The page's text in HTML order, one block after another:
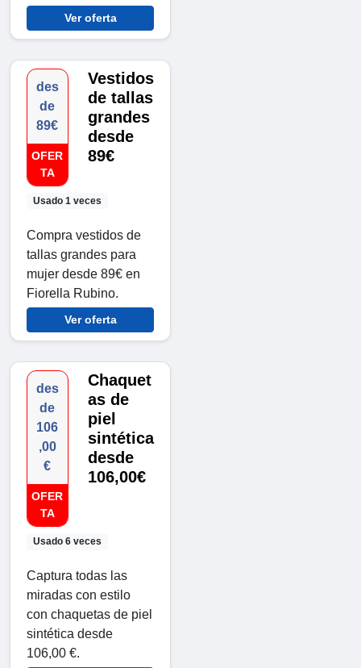
Ver oferta
des
de
89€
OFER
TA
Usado 1 veces
Vestidos
de tallas
grandes
desde
89€
Compra vestidos de
tallas grandes para
mujer desde 89€ en
Fiorella Rubino.
Ver oferta
des
de
106
,00
€
OFER
TA
Usado 6 veces
Chaquet
as de
piel
sintética
desde
106,00€
Captura todas las
miradas con estilo
con chaquetas de piel
sintética desde
106,00 €.